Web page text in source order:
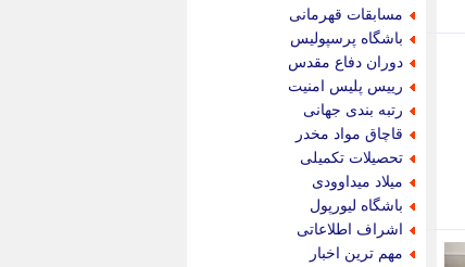
مسابقات قهرمانی
باشگاه پرسپولیس
دوران دفاع مقدس
رییس پلیس امنیت
رتبه بندی جهانی
قاچاق مواد مخدر
تحصیلات تکمیلی
میلاد میداوودی
باشگاه لیورپول
اشراف اطلاعاتی
مهم ترین اخبار